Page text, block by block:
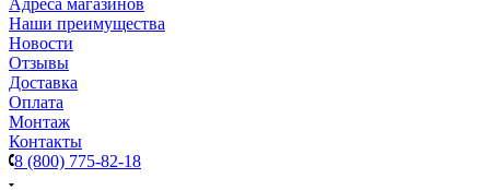
Адреса магазинов
Наши преимущества
Новости
Отзывы
Доставка
Оплата
Монтаж
Контакты
8 (800) 775-82-18